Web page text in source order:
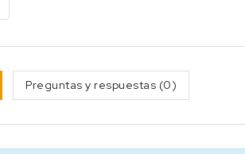
Preguntas y respuestas (0)